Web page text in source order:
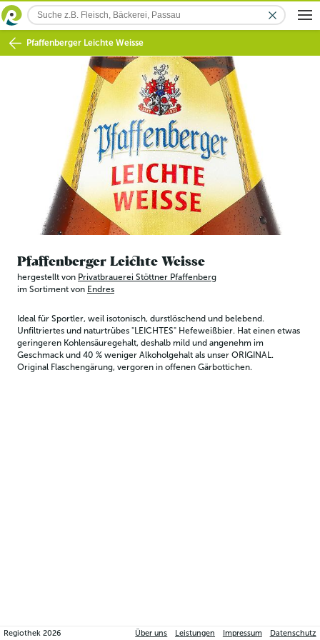
Pfaffenberger Leichte Weisse
Pfaffenberger Leichte Weisse
hergestellt von Privatbrauerei Stöttner Pfaffenberg
im Sortiment von Endres
Ideal für Sportler, weil isotonisch, durstlöschend und belebend.
Unfiltriertes und naturtrübes "LEICHTES" Hefeweißbier. Hat einen etwas
geringeren Kohlensäuregehalt, deshalb mild und angenehm im
Geschmack und 40 % weniger Alkoholgehalt als unser ORIGINAL.
Original Flaschengärung, vergoren in offenen Gärbottichen.
Regiothek2026 Über uns Leistungen Impressum Datenschutz